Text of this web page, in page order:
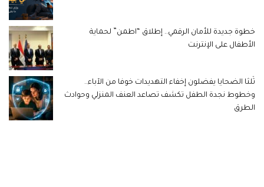
خطوة جديدة للأمان الرقمي.. إطلاق “اطمن” لحماية
الأطفال على الإنترنت
ثُلثا الضحايا يفضلون إخفاء التهديدات خوفا من الآباء..
وخطوط نجدة الطفل تكشف تصاعد العنف المنزلي وحوادث
الطرق